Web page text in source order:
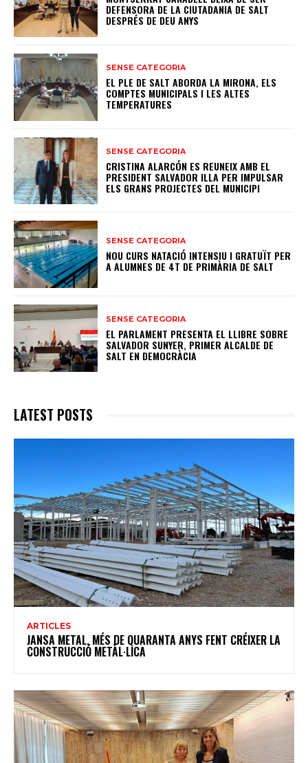
DEFENSORA DE LA CIUTADANIA DE SALT
DESPRÉS DE DEU ANYS
SENSE CATEGORIA
EL PLE DE SALT ABORDA LA MIRONA, ELS
COMPTES MUNICIPALS I LES ALTES
TEMPERATURES
SENSE CATEGORIA
CRISTINA ALARCÓN ES REUNEIX AMB EL
PRESIDENT SALVADOR ILLA PER IMPULSAR
ELS GRANS PROJECTES DEL MUNICIPI
SENSE CATEGORIA
NOU CURS NATACIÓ INTENSIU I GRATUÏT PER
A ALUMNES DE 4T DE PRIMÀRIA DE SALT
SENSE CATEGORIA
EL PARLAMENT PRESENTA EL LLIBRE SOBRE
SALVADOR SUNYER, PRIMER ALCALDE DE
SALT EN DEMOCRÀCIA
LATEST POSTS
ARTICLES
JANSA METAL, MÉS DE QUARANTA ANYS FENT CRÉIXER LA
CONSTRUCCIÓ METÀL·LICA